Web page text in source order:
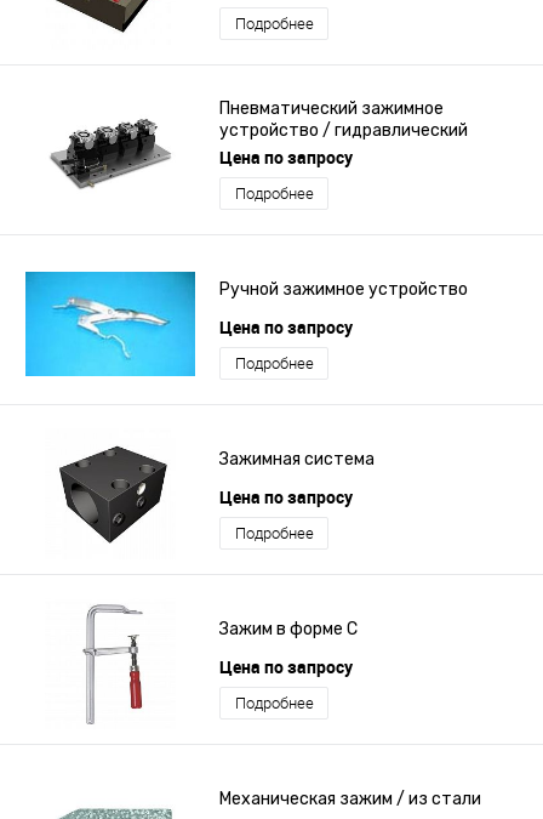
Подробнее
Пневматический зажимное
устройство / гидравлический
Цена по запросу
Подробнее
Ручной зажимное устройство
Цена по запросу
Подробнее
Зажимная система
Цена по запросу
Подробнее
Зажим в форме C
Цена по запросу
Подробнее
Механическая зажим / из стали